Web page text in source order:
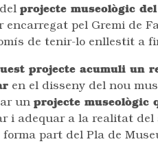
projecte museològic
encarregat pel Gremi de
de tenir-lo enllestit a
projecte acumuli un
en el disseny del nou
un projecte museològic
i adequar a la realitat del
part del Pla de